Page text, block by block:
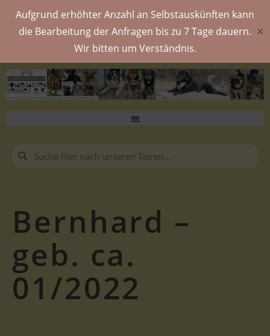
Aufgrund erhöhter Anzahl an Selbstauskünften kann
die Bearbeitung der Anfragen bis zu 7 Tage dauern.
Wir bitten um Verständnis.
✕
Bernhard –
geb. ca.
01/2022